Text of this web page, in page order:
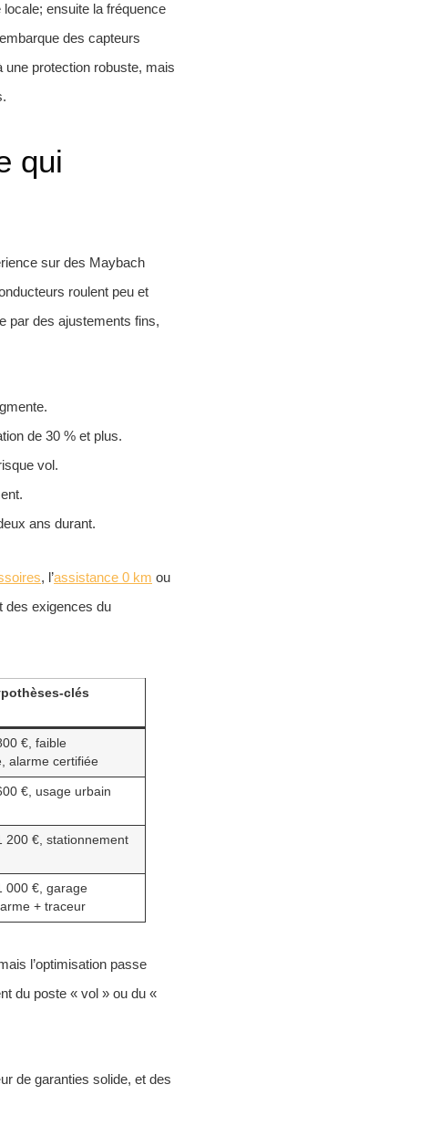
ensuite la fréquence
des capteurs
protection robuste, mais
qui
sur des Maybach
roulent peu et
par des ajustements fins,
de 30 % et plus.
vol.
ans durant.
, l’assistance 0 km ou
des exigences du
clés
€, faible
alarme certifiée
€, usage urbain
200 €, stationnement
000 €, garage
+ traceur
l’optimisation passe
du poste « vol » ou du «
de garanties solide, et des